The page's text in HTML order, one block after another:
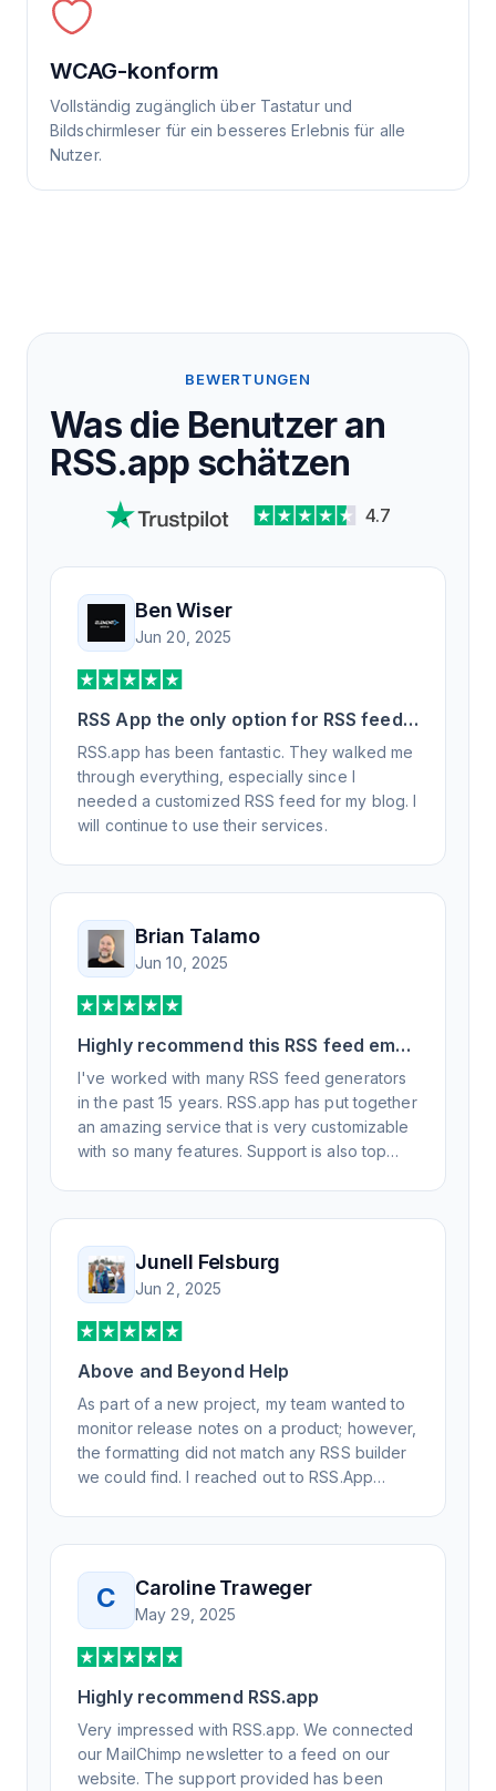
WCAG-konform
Vollständig zugänglich über Tastatur und
Bildschirmleser für ein besseres Erlebnis für alle
Nutzer.
BEWERTUNGEN
Was die Benutzer an
RSS.app schätzen
4.7
Ben Wiser
Jun 20, 2025
RSS App the only option for RSS feed
generation
RSS.app has been fantastic. They walked me
through everything, especially since I
needed a customized RSS feed for my blog. I
will continue to use their services.
Brian Talamo
Jun 10, 2025
Highly recommend this RSS feed email
/ widget generator service.
I've worked with many RSS feed generators
in the past 15 years. RSS.app has put together
an amazing service that is very customizable
with so many features. Support is also top
professionally. Highly recommend for all your
RSS feed needs. Our trucking news hub
website couldn't work without it. Thank you.
Junell Felsburg
Jun 2, 2025
Above and Beyond Help
As part of a new project, my team wanted to
monitor release notes on a product; however,
the formatting did not match any RSS builder
we could find. I reached out to RSS.App
day, but I spoke to someone who was
knowledgeable, kind, and clearly wanted to
understand the issue. It has been a few
weeks, but after many revisions and direct
support, all of my release notes are in a way
that my users understand and find value in.
Honestly, it has been an exceptional
experience, and I will be pushing everyone I
know to RSS.app for their RSS needs.
C Caroline Traweger
May 29, 2025
Highly recommend RSS.app
Very impressed with RSS.app. We connected
our MailChimp newsletter to a feed on our
website. The support provided has been